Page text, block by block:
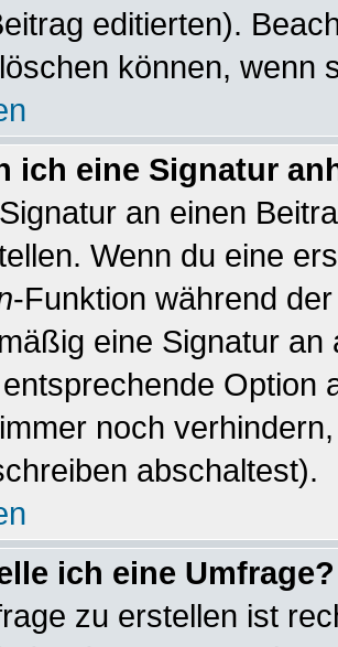
editierten).
können, wenn
ich eine Signatur
an einen
Wenn du eine
-Funktion während
eine Signatur
Option
noch
abschaltest).
ich eine Umfrage?
zu erstellen ist